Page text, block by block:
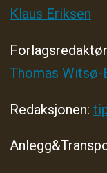
Klaus Eriksen
Forlagsredaktør
Thomas Witsø-
Redaksjonen: